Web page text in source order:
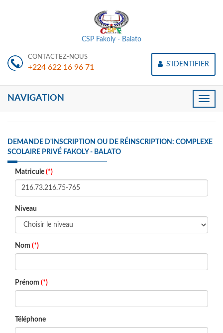
CSP Fakoly - Balato
CONTACTEZ-NOUS
+224 622 16 96 71 S'IDENTIFIER
Toggle
NAVIGATION
DEMANDE D'INSCRIPTION OU DE RÉINSCRIPTION: COMPLEXE
SCOLAIRE PRIVÉ FAKOLY - BALATO
Matricule (*)
Niveau
Nom (*)
Prénom (*)
Téléphone